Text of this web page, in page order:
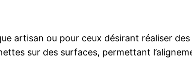
artisan ou pour ceux désirant réaliser
sur des surfaces, permettant